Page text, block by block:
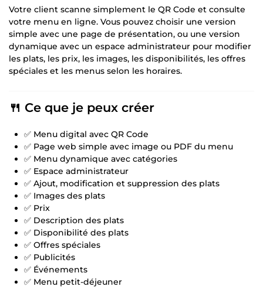
Votre client scanne simplement le QR Code et consulte
votre menu en ligne. Vous pouvez choisir une version
simple avec une page de présentation, ou une version
dynamique avec un espace administrateur pour modifier
les plats, les prix, les images, les disponibilités, les offres
spéciales et les menus selon les horaires.
🍴 Ce que je peux créer
✅ Menu digital avec QR Code
✅ Page web simple avec image ou PDF du menu
✅ Menu dynamique avec catégories
✅ Espace administrateur
✅ Ajout, modification et suppression des plats
✅ Images des plats
✅ Prix
✅ Description des plats
✅ Disponibilité des plats
✅ Offres spéciales
✅ Publicités
✅ Événements
✅ Menu petit-déjeuner